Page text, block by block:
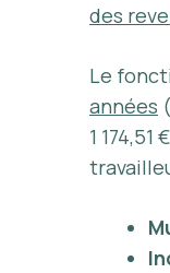
des
Le
années
1 174,51